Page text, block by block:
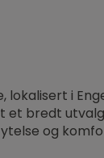
i
et bredt
og